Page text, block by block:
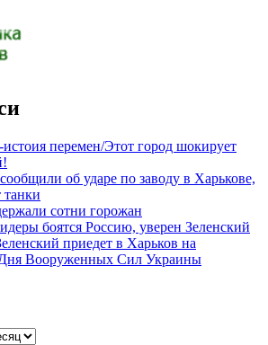
перемен/Этот город шокирует
об ударе по заводу в Харькове,
танки
сотни горожан
боятся Россию, уверен Зеленский
приедет в Харьков на
Дня Вооруженных Сил Украины